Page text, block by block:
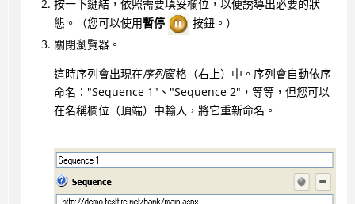
按一下鏈結，依照需要填妥欄位，以便誘導出必要的狀
態。（您可以使用暫停
按鈕。）
關閉瀏覽器。
這時序列會出現在序列窗格（右上）中。序列會自動依序
命名："Sequence 1"、"Sequence 2"，等等，但您可以
在名稱欄位（頂端）中輸入，將它重新命名。